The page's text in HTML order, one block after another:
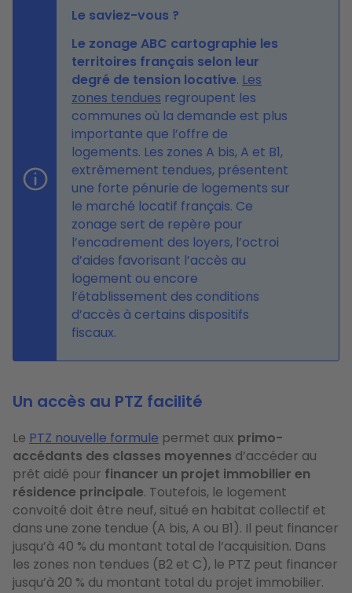
Le saviez-vous ?
Le zonage ABC cartographie les
territoires français selon leur
degré de tension locative. Les
zones tendues regroupent les
communes où la demande est plus
importante que l’offre de
logements. Les zones A bis, A et B1,
extrêmement tendues, présentent
une forte pénurie de logements sur
le marché locatif français. Ce
zonage sert de repère pour
l’encadrement des loyers, l’octroi
d’aides favorisant l’accès au
logement ou encore
l’établissement des conditions
d’accès à certains dispositifs
fiscaux.
Un accès au PTZ facilité
Le PTZ nouvelle formule permet aux primo-
accédants des classes moyennes d’accéder au
prêt aidé pour financer un projet immobilier en
résidence principale. Toutefois, le logement
convoité doit être neuf, situé en habitat collectif et
dans une zone tendue (A bis, A ou B1). Il peut financer
jusqu’à 40 % du montant total de l’acquisition. Dans
les zones non tendues (B2 et C), le PTZ peut financer
jusqu’à 20 % du montant total du projet immobilier.